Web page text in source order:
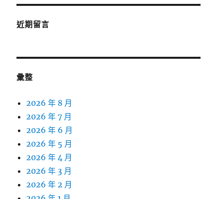
近期留言
彙整
2026 年 8 月
2026 年 7 月
2026 年 6 月
2026 年 5 月
2026 年 4 月
2026 年 3 月
2026 年 2 月